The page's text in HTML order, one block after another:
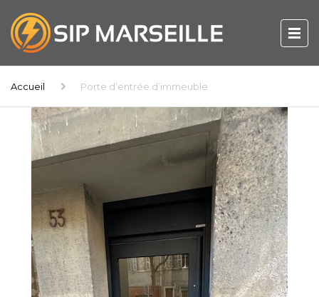
Accueil Porte d’entrée d’immeuble